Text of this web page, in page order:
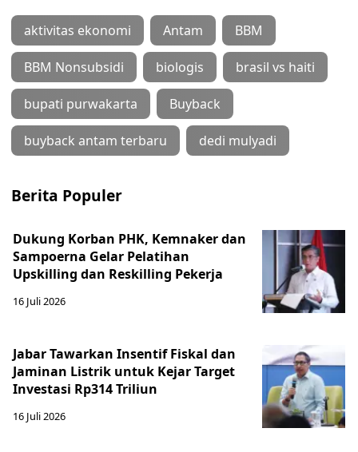
aktivitas ekonomi Antam BBM
BBM Nonsubsidi biologis brasil vs haiti
bupati purwakarta Buyback
buyback antam terbaru dedi mulyadi
Berita Populer
Dukung Korban PHK, Kemnaker dan
Sampoerna Gelar Pelatihan
Upskilling dan Reskilling Pekerja
16 Juli 2026
Jabar Tawarkan Insentif Fiskal dan
Jaminan Listrik untuk Kejar Target
Investasi Rp314 Triliun
16 Juli 2026